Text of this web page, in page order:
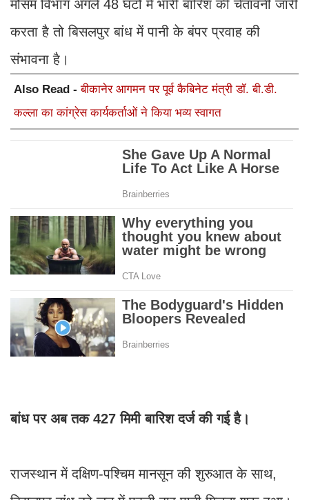
मौसम विभाग अगले 48 घंटों में भारी बारिश की चेतावनी जारी
करता है तो बिसलपुर बांध में पानी के बंपर प्रवाह की
संभावना है।
Also Read -बीकानेर आगमन पर पूर्व कैबिनेट मंत्री डॉ. बी.डी.
कल्ला का कांग्रेस कार्यकर्ताओं ने किया भव्य स्वागत
बांध पर अब तक 427 मिमी बारिश दर्ज की गई है।
राजस्थान में दक्षिण-पश्चिम मानसून की शुरुआत के साथ,